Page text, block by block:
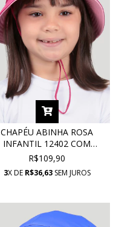
CHAPÉU ABINHA ROSA
INFANTIL 12402 COM
PROTEÇÃO UV
R$109,90
3X DE R$36,63SEM JUROS